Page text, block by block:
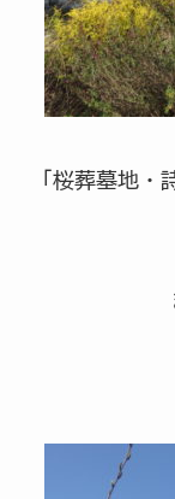
「桜葬墓地・